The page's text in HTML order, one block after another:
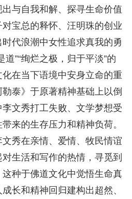
与自我和解、探寻生命价值
宝总的释怀、汪明珠的创业
代浪潮中女性追求真我的勇
”“绚烂之极，归于平淡”的
在当下语境中安身立命的重
泰》于原著精神基础上以倒
文秀打工失败、文学梦想受
来的生存压力和精神负荷。
秀在亲情、爱情、牧民情谊
生活和写作的热情，寻觅到
种于佛道文化中觉悟生命真
长和精神回归建构出超然、